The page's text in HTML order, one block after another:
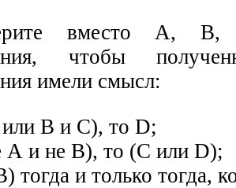
вместо А,
чтобы
имели смысл:
В и С), то D;
А и не В), то (С или D);
тогда и только тогда,